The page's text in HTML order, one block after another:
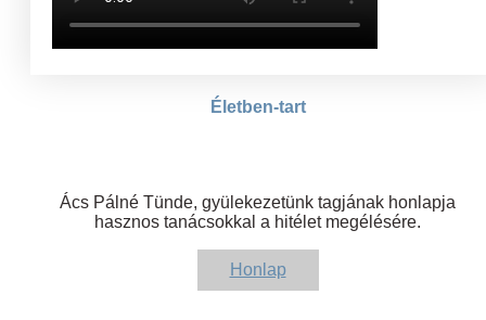
Életben-tart
Ács Pálné Tünde, gyülekezetünk tagjának honlapja
hasznos tanácsokkal a hitélet megélésére.
Honlap